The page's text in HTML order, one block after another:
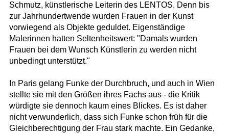
Schmutz, künstlerische Leiterin des LENTOS. Denn bis
zur Jahrhundertwende wurden Frauen in der Kunst
vorwiegend als Objekte geduldet. Eigenständige
Malerinnen hatten Seltenheitswert: "Damals wurden
Frauen bei dem Wunsch Künstlerin zu werden nicht
unbedingt unterstützt."
In Paris gelang Funke der Durchbruch, und auch in Wien
stellte sie mit den Größen ihres Fachs aus - die Kritik
würdigte sie dennoch kaum eines Blickes. Es ist daher
nicht verwunderlich, dass sich Funke schon früh für die
Gleichberechtigung der Frau stark machte. Ein Gedanke,